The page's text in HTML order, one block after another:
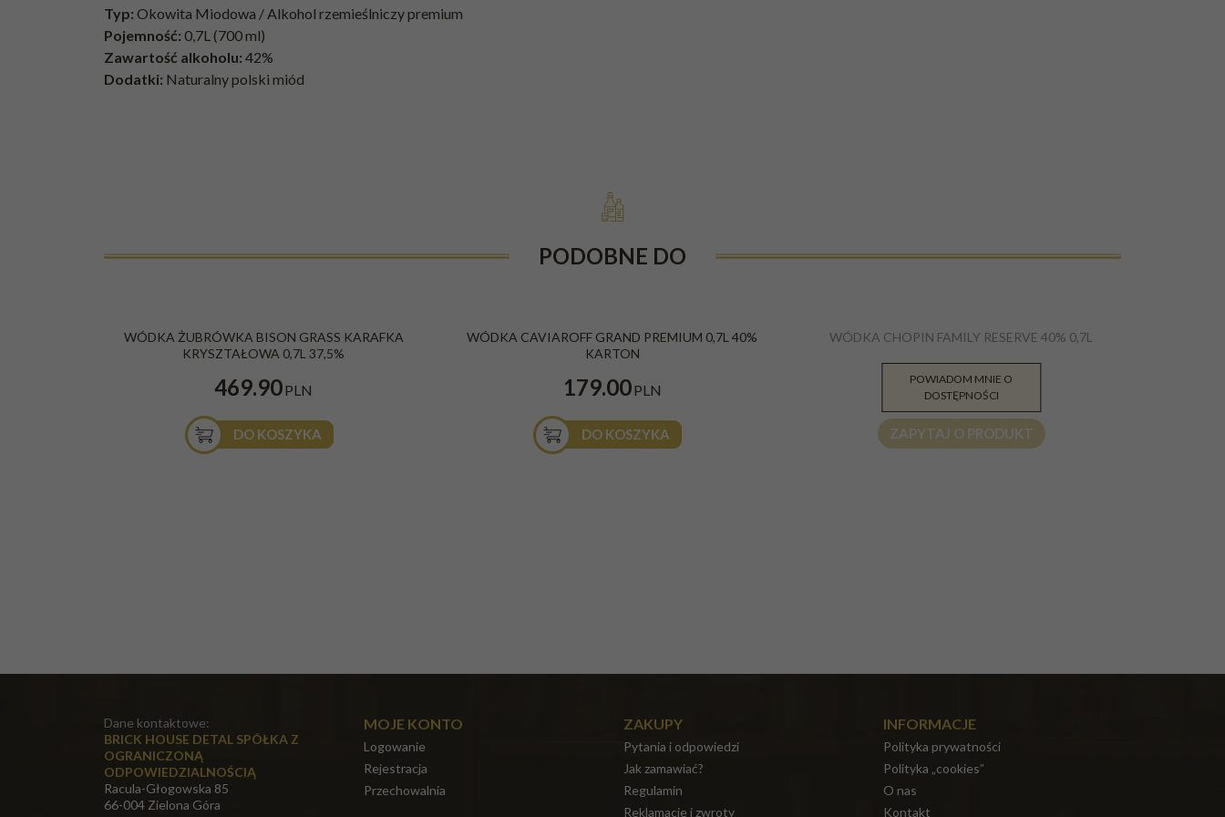
Typ: Okowita Miodowa / Alkohol rzemieślniczy premium
Pojemność: 0,7L (700 ml)
Zawartość alkoholu: 42%
Dodatki: Naturalny polski miód
PODOBNE DO
WÓDKA ŻUBRÓWKA BISON GRASS KARAFKA
KRYSZTAŁOWA 0,7L 37,5%
469.90PLN
DO KOSZYKA
WÓDKA CAVIAROFF GRAND PREMIUM 0,7L 40%
KARTON
179.00PLN
DO KOSZYKA
WÓDKA CHOPIN FAMILY RESERVE 40% 0,7L
792.00PLN
ZAPYTAJ O PRODUKT
POWIADOM MNIE O
DOSTĘPNOŚCI
Dane kontaktowe:
BRICK HOUSE DETAL SPÓŁKA Z
OGRANICZONĄ
ODPOWIEDZIALNOŚCIĄ
Racula-Głogowska 85
66-004 Zielona Góra
MOJE KONTO
Logowanie
Rejestracja
Przechowalnia
ZAKUPY
Pytania i odpowiedzi
Jak zamawiać?
Regulamin
Reklamacje i zwroty
INFORMACJE
Polityka prywatności
Polityka „cookies”
O nas
Kontakt